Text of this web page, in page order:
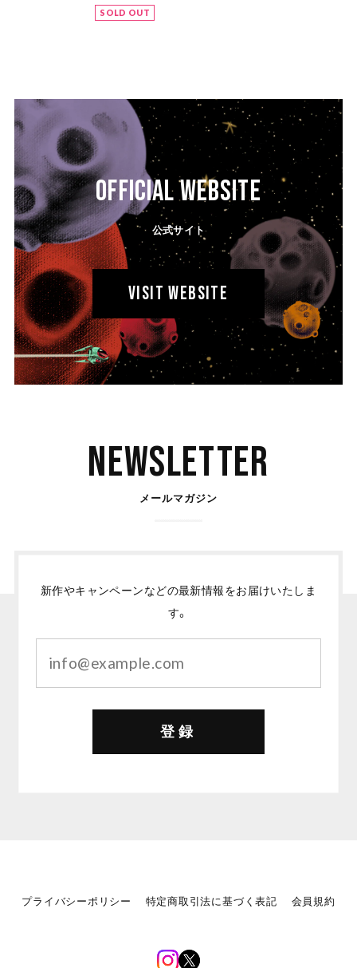
SOLD OUT
OFFICIAL WEBSITE
公式サイト
VISIT WEBSITE
Newsletter
メールマガジン
新作やキャンペーンなどの最新情報をお届けいたしま
す。
登録
プライバシーポリシー 特定商取引法に基づく表記 会員規約